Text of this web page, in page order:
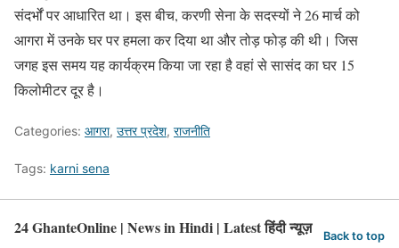
संदर्भों पर आधारित था। इस बीच, करणी सेना के सदस्यों ने 26 मार्च को
आगरा में उनके घर पर हमला कर दिया था और तोड़ फोड़ की थी। जिस
जगह इस समय यह कार्यक्रम किया जा रहा है वहां से सासंद का घर 15
किलोमीटर दूर है।
Categories: आगरा, उत्तर प्रदेश, राजनीति
Tags: karni sena
24 GhanteOnline | News in Hindi | Latest हिंदी न्यूज़ Back to top